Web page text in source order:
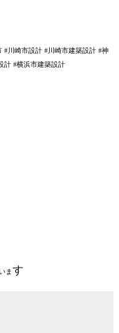
#川崎市設計 #川崎市建築設計 #神
計 #横浜市建築設計
ます